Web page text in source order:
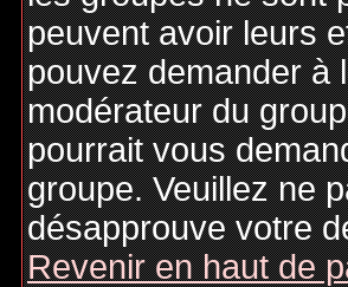
peuvent avoir leurs
pouvez demander à
modérateur du
pourrait vous
groupe. Veuillez ne
désapprouve votre
Revenir en haut de